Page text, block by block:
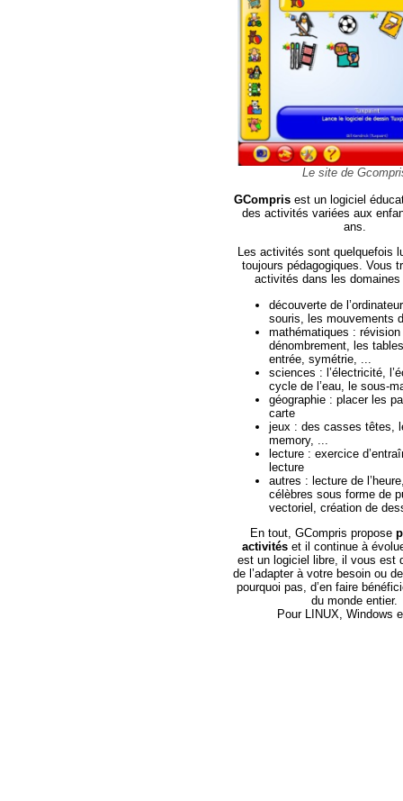
Le site de
GCompris est un logiciel
des activités variées aux
ans.
Les activités sont quelquefois
toujours pédagogiques. Vous
activités dans les
découverte de
souris, les mouvements
mathématiques :
dénombrement, les
entrée, symétrie, ...
sciences : l’électricité,
cycle de l’eau, le sous-
géographie : placer les
carte
jeux : des casses têtes,
memory, ...
lecture : exercice
lecture
autres : lecture de
célèbres sous forme de
vectoriel, création de
En tout, GCompris propose
activitéset il continue à
est un logiciel libre, il vous est
de l’adapter à votre besoin ou
pourquoi pas, d’en faire
du monde entier.
Pour LINUX, Windows